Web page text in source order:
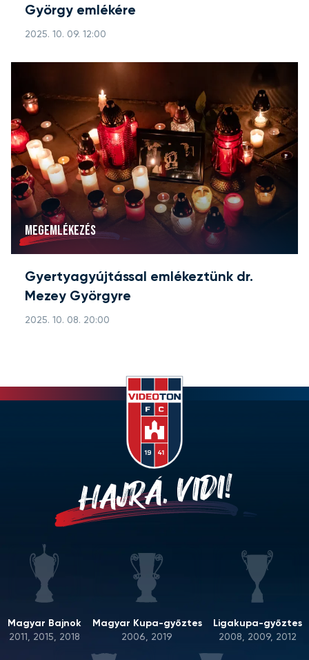
György emlékére
2025. 10. 09. 12:00
MEGEMLÉKEZÉS
Gyertyagyújtással emlékeztünk dr.
Mezey Györgyre
2025. 10. 08. 20:00
HAJRÁ, VIDI!
Magyar Bajnok
2011, 2015, 2018
Magyar Kupa-győztes
2006, 2019
Ligakupa-győztes
2008, 2009, 2012